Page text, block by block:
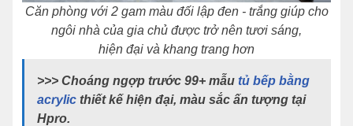
Căn phòng với 2 gam màu đối lập đen - trắng giúp cho
ngôi nhà của gia chủ được trở nên tươi sáng,
hiện đại và khang trang hơn
>>> Choáng ngợp trước 99+ mẫu tủ bếp bằng
acrylic thiết kế hiện đại, màu sắc ấn tượng tại
Hpro.